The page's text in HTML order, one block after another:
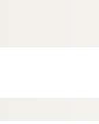
la Revue Critique